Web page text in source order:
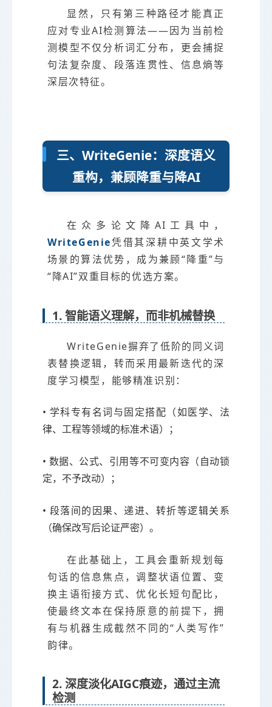
显然，只有第三种路径才能真正
应对专业AI检测算法——因为当前检
测模型不仅分析词汇分布，更会捕捉
句法复杂度、段落连贯性、信息熵等
深层次特征。
三、WriteGenie：深度语义
重构，兼顾降重与降AI
在众多论文降AI工具中，
WriteGenie凭借其深耕中英文学术
场景的算法优势，成为兼顾“降重”与
“降AI”双重目标的优选方案。
1. 智能语义理解，而非机械替换
WriteGenie摒弃了低阶的同义词
表替换逻辑，转而采用最新迭代的深
度学习模型，能够精准识别：
• 学科专有名词与固定搭配（如医学、法
律、工程等领域的标准术语）；
• 数据、公式、引用等不可变内容（自动锁
定，不予改动）；
• 段落间的因果、递进、转折等逻辑关系
（确保改写后论证严密）。
在此基础上，工具会重新规划每
句话的信息焦点，调整状语位置、变
换主语衔接方式、优化长短句配比，
使最终文本在保持原意的前提下，拥
有与机器生成截然不同的“人类写作”
韵律。
2. 深度淡化AIGC痕迹，通过主流
检测